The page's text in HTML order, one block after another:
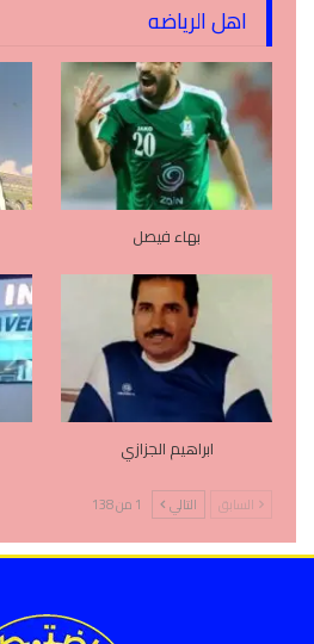
اهل الرياضه
بهاء فيصل
ابراهيم الجزازي
السابق التالي 1 من 138